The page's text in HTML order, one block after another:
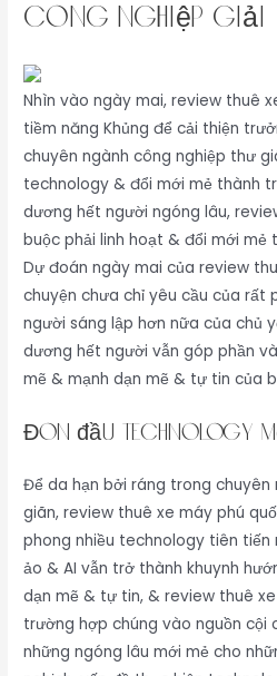
Công Nghiệp Giải
Nhìn vào ngày mai, review thuê
tiềm năng Khủng để cải thiện
chuyên ngành công nghiệp thư
technology & đổi mới mẻ thành
dương hết người ngóng lâu,
buộc phải linh hoạt & đổi mới mẻ
Dự đoán ngày mai của review
chuyện chưa chỉ yêu cầu của rất
người sáng lập hơn nữa của chủ
dương hết người vẫn góp phần
mẽ & mạnh dạn mẽ & tự tin của
Đón đầu technology
Để da hạn bởi ráng trong
giãn, review thuê xe máy phú
phong nhiều technology tiên tiến
ảo & AI vẫn trở thành khuynh
dạn mẽ & tự tin, & review thuê
trường hợp chúng vào nguồn cội
những ngóng lâu mới mẻ cho